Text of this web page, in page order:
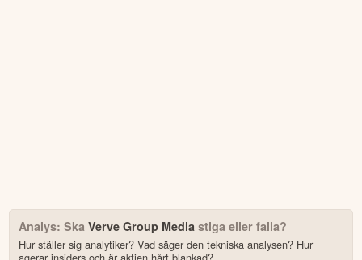
Analys: Ska Verve Group Mediastiga eller falla?
Hur ställer sig analytiker? Vad säger den tekniska analysen? Hur